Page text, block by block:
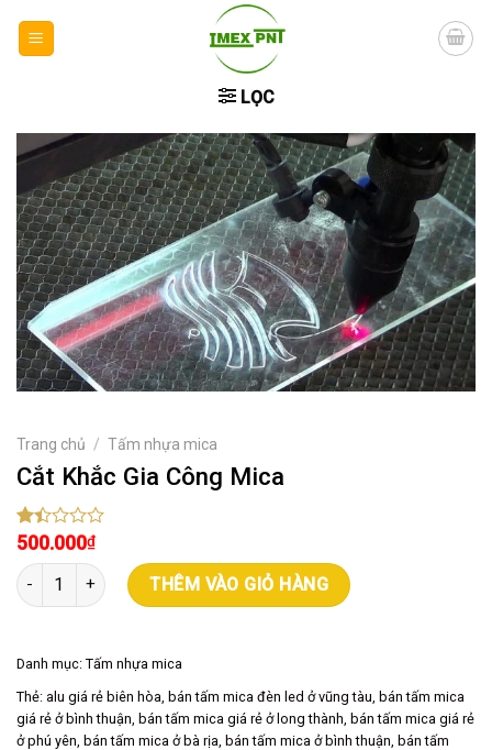
LỌC
Trang chủ / Tấm nhựa mica
Cắt Khắc Gia Công Mica
1.40
5
dựa
trên
15
500.000₫
Cắt Khắc Gia Công Mica số lượng
THÊM VÀO GIỎ HÀNG
Danh mục: Tấm nhựa mica
Thẻ: alu giá rẻ biên hòa bán tấm mica đèn led ở vũng tàu bán tấm mica
giá rẻ ở bình thuận bán tấm mica giá rẻ ở long thành bán tấm mica giá rẻ
ở phú yên bán tấm mica ở bà rịa bán tấm mica ở bình thuận bán tấm